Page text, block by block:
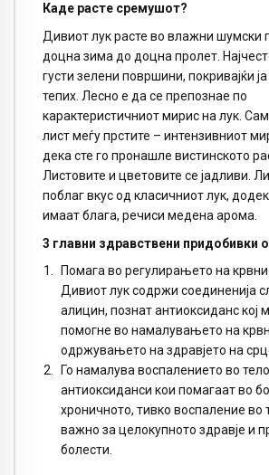
Каде расте сремушот?
Дивиот лук расте во влажни шумски
доцна зима до доцна пролет.
густи зелени површини, покривајќи
тепих. Лесно е да се препознае по
карактеристичниот мирис на лук.
лист меѓу прстите – интензивниот
дека сте го пронашле вистинското
Листовите и цветовите се јадливи.
поблаг вкус од класичниот лук,
имаат блага, речиси медена арома.
3 главни здравствени придобивки
Помага во регулирањето на
Дивиот лук содржи соединенија
алицин, познат антиоксиданс кој
помогне во намалувањето на
одржувањето на здравјето на
Го намалува воспалението во
антиоксиданси кои помагаат во
хроничното, тивко воспаление во
важно за целокупното здравје и
болести.